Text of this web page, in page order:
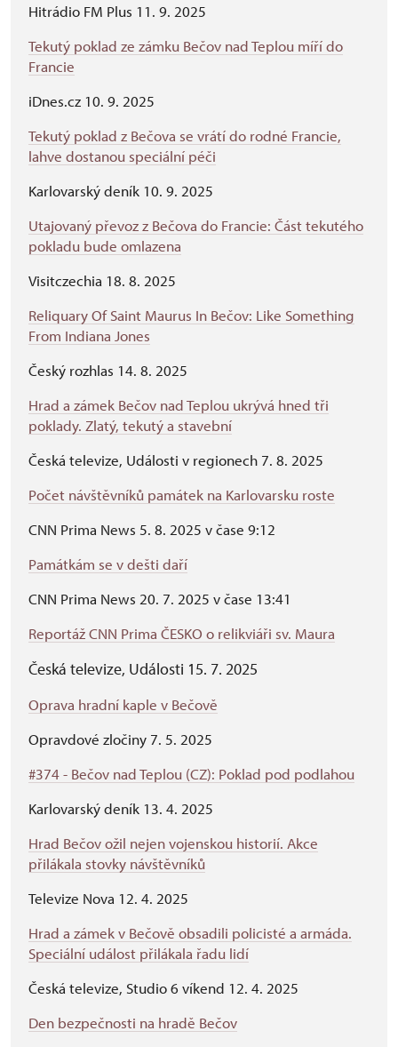
Hitrádio FM Plus 11. 9. 2025
Tekutý poklad ze zámku Bečov nad Teplou míří do
Francie
iDnes.cz 10. 9. 2025
Tekutý poklad z Bečova se vrátí do rodné Francie,
lahve dostanou speciální péči
Karlovarský deník 10. 9. 2025
Utajovaný převoz z Bečova do Francie: Část tekutého
pokladu bude omlazena
Visitczechia 18. 8. 2025
Reliquary Of Saint Maurus In Bečov: Like Something
From Indiana Jones
Český rozhlas 14. 8. 2025
Hrad a zámek Bečov nad Teplou ukrývá hned tři
poklady. Zlatý, tekutý a stavební
Česká televize, Události v regionech 7. 8. 2025
Počet návštěvníků památek na Karlovarsku roste
CNN Prima News 5. 8. 2025 v čase 9:12
Památkám se v dešti daří
CNN Prima News 20. 7. 2025 v čase 13:41
Reportáž CNN Prima ČESKO o relikviáři sv. Maura
Česká televize, Události 15. 7. 2025
Oprava hradní kaple v Bečově
Opravdové zločiny 7. 5. 2025
#374 - Bečov nad Teplou (CZ): Poklad pod podlahou
Karlovarský deník 13. 4. 2025
Hrad Bečov ožil nejen vojenskou historií. Akce
přilákala stovky návštěvníků
Televize Nova 12. 4. 2025
Hrad a zámek v Bečově obsadili policisté a armáda.
Speciální událost přilákala řadu lidí
Česká televize, Studio 6 víkend 12. 4. 2025
Den bezpečnosti na hradě Bečov